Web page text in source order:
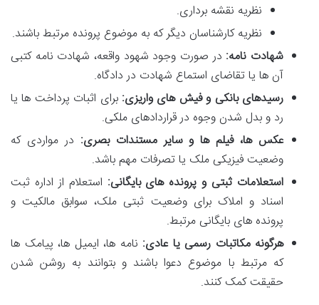
نظریه نقشه برداری.
نظریه کارشناسان دیگر که به موضوع پرونده مرتبط باشند.
شهادت نامه: در صورت وجود شهود واقعه، شهادت نامه کتبی
آن ها یا تقاضای استماع شهادت در دادگاه.
رسیدهای بانکی و فیش های واریزی: برای اثبات پرداخت ها یا
رد و بدل شدن وجوه در قراردادهای ملکی.
عکس ها، فیلم ها و سایر مستندات بصری: در مواردی که
وضعیت فیزیکی ملک یا تصرفات مهم باشد.
استعلامات ثبتی و پرونده های بایگانی: استعلام از اداره ثبت
اسناد و املاک برای وضعیت ثبتی ملک، سوابق مالکیت و
پرونده های بایگانی مرتبط.
هرگونه مکاتبات رسمی یا عادی: نامه ها، ایمیل ها، پیامک ها
که مرتبط با موضوع دعوا باشند و بتوانند به روشن شدن
حقیقت کمک کنند.